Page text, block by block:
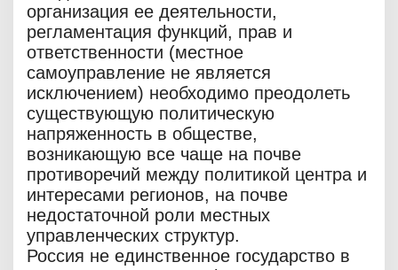
организация ее деятельности,
регламентация функций, прав и
ответственности (местное
самоуправление не является
исключением) необходимо преодолеть
существующую политическую
напряженность в обществе,
возникающую все чаще на почве
противоречий между политикой центра и
интересами регионов, на почве
недостаточной роли местных
управленческих структур.
Россия не единственное государство в